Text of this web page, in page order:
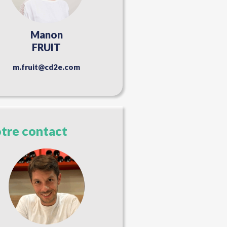
Manon
FRUIT
m.fruit@cd2e.com
contact